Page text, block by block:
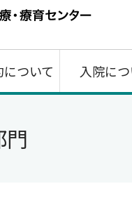
ついて 入院に